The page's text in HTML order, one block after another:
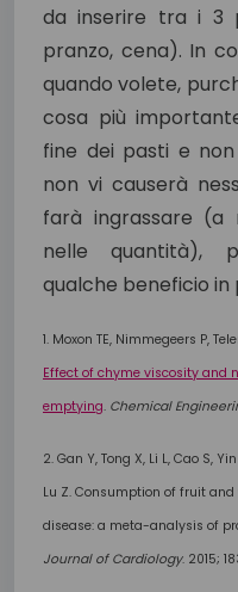
da inserire tra i 3
pranzo, cena). In
quando volete,
cosa più
fine dei pasti e
non vi causerà
farà ingrassare (a
nelle quantità),
qualche beneficio in
1. Moxon TE, Nimmegeers P,
Effect of chyme viscosity and
emptying. Chemical
2. Gan Y, Tong X, Li L, Cao S,
Lu Z. Consumption of fruit
disease: a meta-analysis of
Journal of Cardiology. 2015;